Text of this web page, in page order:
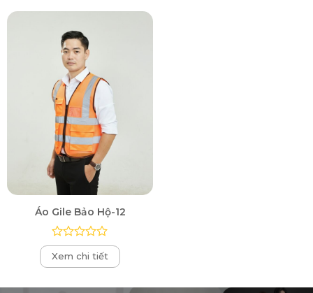
Áo Gile Bảo Hộ-12
Được
xếp
hạng
Xem chi tiết